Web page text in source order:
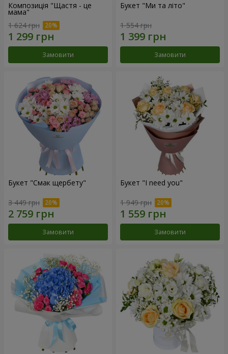
Композиція "Щастя - це
мама"
1 624 грн
Замовити
Букет "Ми та літо"
1 554 грн
Замовити
Букет "Смак щербету"
3 449 грн
Замовити
Букет "I need you"
1 949 грн
Замовити